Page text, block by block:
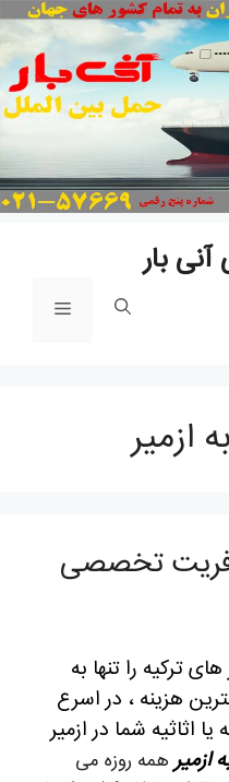
بار
فهرست
ازمیر
| فریت تخصصی
ترکیه را تنها به
هزینه ، در اسرع
اثاثیه شما در ازمیر
ازمیر همه روزه می